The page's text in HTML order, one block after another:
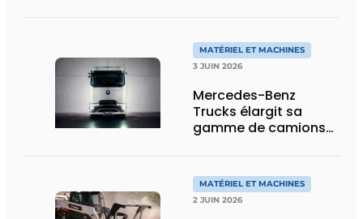
MATÉRIEL ET MACHINES
3 JUIN 2026
Mercedes-Benz
Trucks élargit sa
gamme de camions
eActros Lowliner
MATÉRIEL ET MACHINES
2 JUIN 2026